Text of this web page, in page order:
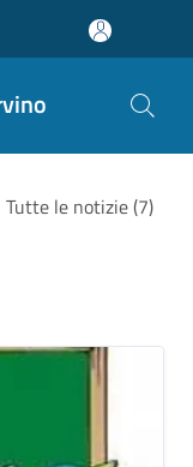
Tutte le notizie (7)